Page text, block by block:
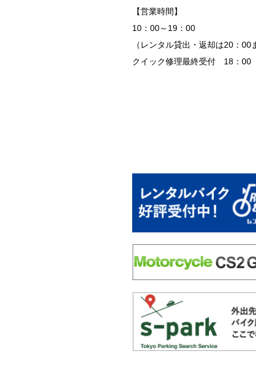
【営業時間】
10：00～19：00
（レンタル貸出・返却は20：00
クイック修理最終受付 18：00